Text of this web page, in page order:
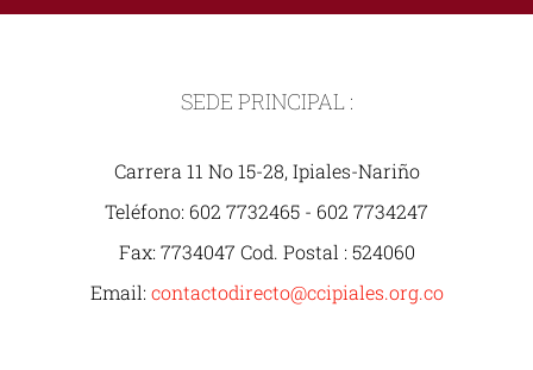
SEDE PRINCIPAL :
Carrera 11 No 15-28, Ipiales-Nariño
Teléfono: 602 7732465 - 602 7734247
Fax: 7734047 Cod. Postal : 524060
Email: contactodirecto@ccipiales.org.co